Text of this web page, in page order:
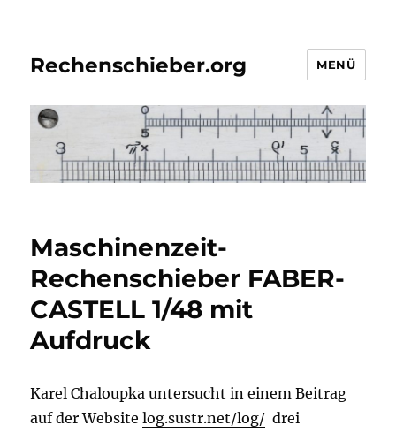
Rechenschieber.org MENÜ
Maschinenzeit-
Rechenschieber FABER-
CASTELL 1/48 mit
Aufdruck
Karel Chaloupka untersucht in einem Beitrag
auf der Websitelog.sustr.net/log/ drei